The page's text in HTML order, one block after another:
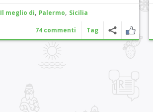
Il meglio di, Palermo, Sicilia
74 commenti Tag